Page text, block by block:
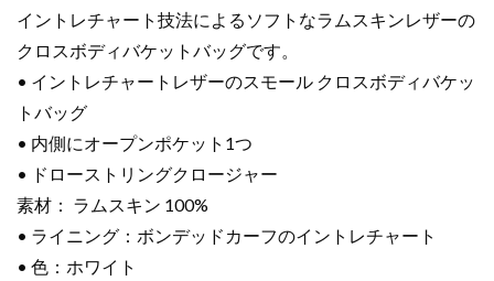
イントレチャート技法によるソフトなラムスキンレザーの
クロスボディバケットバッグです。
• イントレチャートレザーのスモール クロスボディバケッ
トバッグ
• 内側にオープンポケット1つ
• ドローストリングクロージャー
素材： ラムスキン 100%
• ライニング：ボンデッドカーフのイントレチャート
• 色：ホワイト